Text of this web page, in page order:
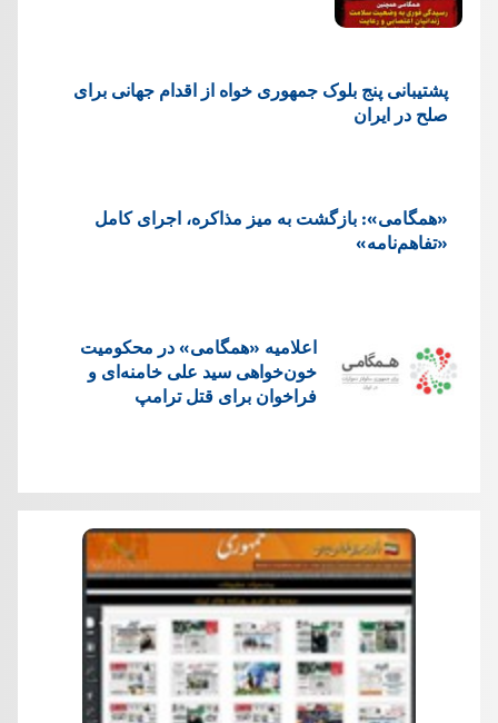
پشتيبانی پنج بلوک جمهوری خواه از اقدام جهانی برای
صلح در ایران
«همگامی»: بازگشت به میز مذاکره، اجرای کامل
«تفاهم‌نامه»
اعلامیه «همگامی» در محکومیت
خون‌خواهی سید علی خامنه‌ای و
فراخوان برای قتل ترامپ